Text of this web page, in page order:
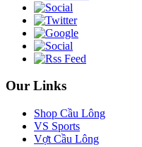
Our Links
Shop Cầu Lông
VS Sports
Vợt Cầu Lông